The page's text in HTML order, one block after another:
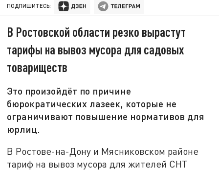
ПОДПИШИТЕСЬ:
В Ростовской области резко вырастут
тарифы на вывоз мусора для садовых
товариществ
Это произойдёт по причине
бюрократических лазеек, которые не
ограничивают повышение нормативов для
юрлиц.
В Ростове-на-Дону и Мясниковском районе
тариф на вывоз мусора для жителей СНТ